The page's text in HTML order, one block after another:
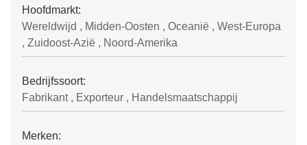
Hoofdmarkt:
Wereldwijd , Midden-Oosten , Oceanië , West-Europa
, Zuidoost-Azië , Noord-Amerika
Bedrijfssoort:
Fabrikant , Exporteur , Handelsmaatschappij
Merken: